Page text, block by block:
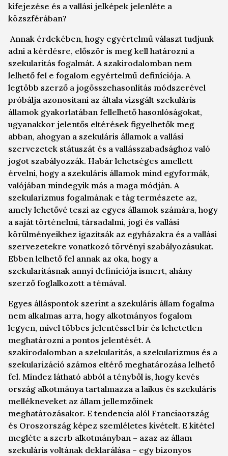
kifejezése és a vallási jelképek jelenléte a
közszférában?
Annak érdekében, hogy egyértelmű választ tudjunk
adni a kérdésre, először is meg kell határozni a
szekularitás fogalmát. A szakirodalomban nem
lelhető fel e fogalom egyértelmű definíciója. A
legtöbb szerző a jogösszehasonlítás módszerével
próbálja azonosítani az általa vizsgált szekuláris
államok gyakorlatában fellelhető hasonlóságokat,
ugyanakkor jelentős eltérések figyelhetők meg
abban, ahogyan a szekuláris államok a vallási
szervezetek státuszát és a vallásszabadsághoz való
jogot szabályozzák. Habár lehetséges amellett
érvelni, hogy a szekuláris államok mind egyformák,
valójában mindegyik más a maga módján. A
szekularizmus fogalmának e tág természete az,
amely lehetővé teszi az egyes államok számára, hogy
a saját történelmi, társadalmi, jogi és vallási
körülményeikhez igazítsák az egyházakra és a vallási
szervezetekre vonatkozó törvényi szabályozásukat.
Ebben lelhető fel annak az oka, hogy a
szekularitásnak annyi definíciója ismert, ahány
szerző foglalkozott a témával.
Egyes álláspontok szerint a szekuláris állam fogalma
nem alkalmas arra, hogy alkotmányos fogalom
legyen, mivel többes jelentéssel bír és lehetetlen
meghatározni a pontos jelentését. A
szakirodalomban a szekularitás, a szekularizmus és a
szekularizáció számos eltérő meghatározása lelhető
fel. Mindez látható abból a tényből is, hogy kevés
ország alkotmánya tartalmazza a laikus és szekuláris
mellékneveket az állam jellemzőinek
meghatározásakor. E tendencia alól Franciaország
és Oroszország képez szemléletes kivételt. E kitétel
megléte a szerb alkotmányban – azaz az állam
szekuláris voltának deklarálása – egy bizonyos